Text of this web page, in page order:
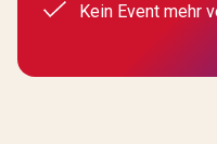
Kein Event mehr